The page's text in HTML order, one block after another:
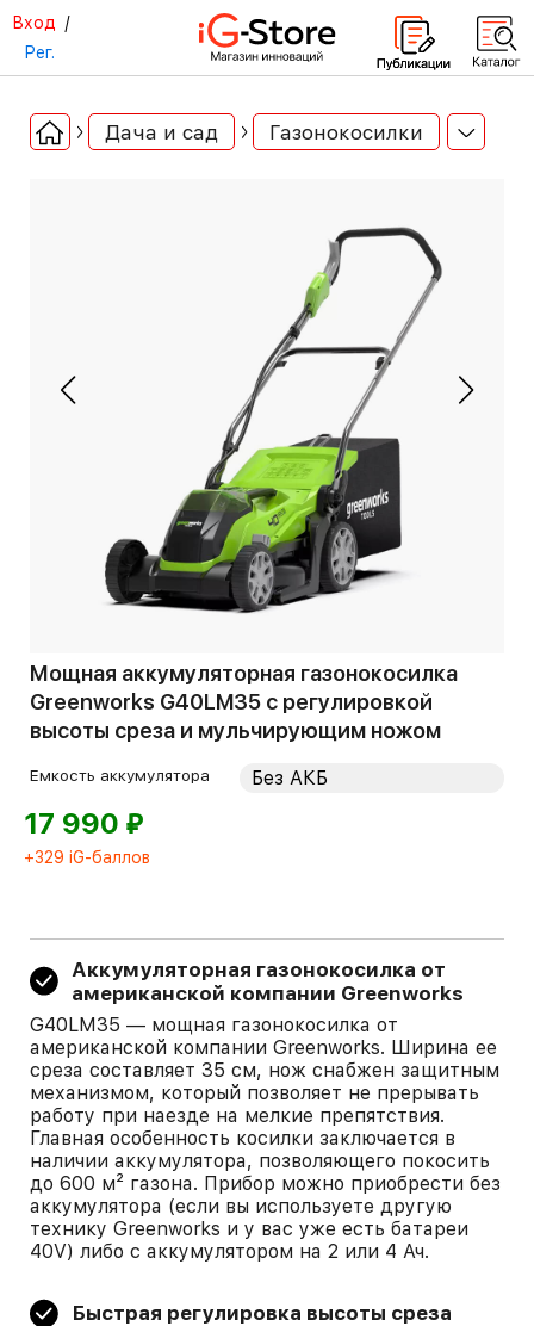
Вход /
Рег.
Дача и сад Газонокосилки
Мощная аккумуляторная газонокосилка
Greenworks G40LM35 с регулировкой
высоты среза и мульчирующим ножом
Емкость аккумулятора
17 990 ⃏
+329 iG-баллов
Аккумуляторная газонокосилка от
американской компании Greenworks
G40LM35 — мощная газонокосилка от
американской компании Greenworks. Ширина ее
среза составляет 35 см, нож снабжен защитным
механизмом, который позволяет не прерывать
работу при наезде на мелкие препятствия.
Главная особенность косилки заключается в
наличии аккумулятора, позволяющего покосить
до 600 м² газона. Прибор можно приобрести без
аккумулятора (если вы используете другую
технику Greenworks и у вас уже есть батареи
40V) либо с аккумулятором на 2 или 4 Ач.
Быстрая регулировка высоты среза